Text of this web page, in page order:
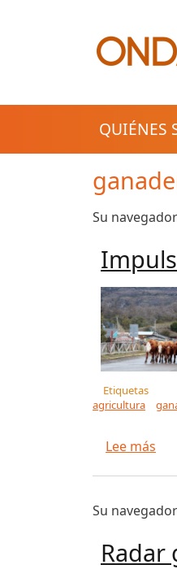
QUIÉNES
Su
Etiquetas
agricultura
Lee más
Su
Radar